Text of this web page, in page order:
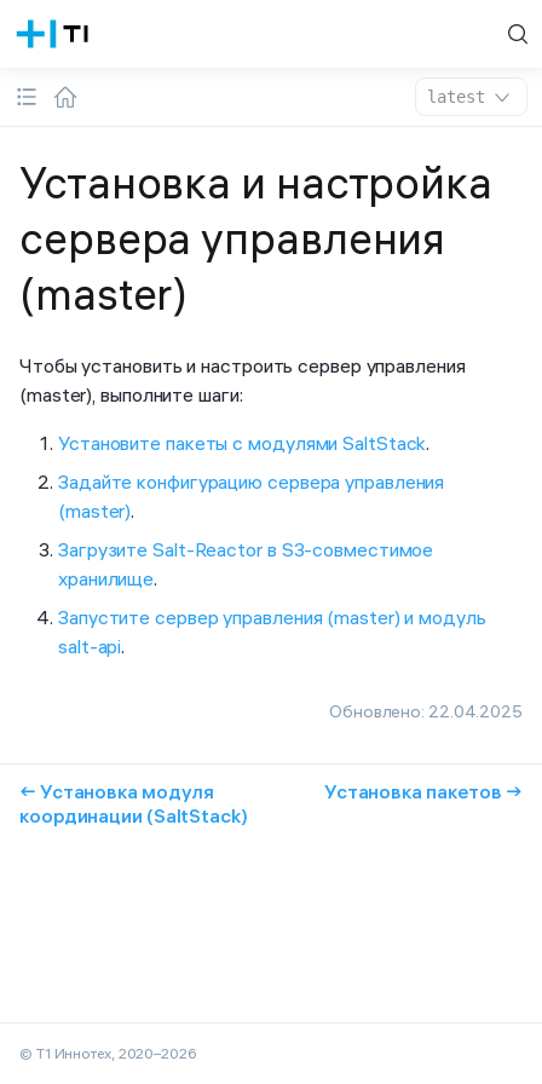
latest
Установка и настройка
сервера управления
(master)
Чтобы установить и настроить сервер управления
(master), выполните шаги:
Установите пакеты с модулями SaltStack.
Задайте конфигурацию сервера управления
(master).
Загрузите Salt-Reactor в S3-совместимое
хранилище.
Запустите сервер управления (master) и модуль
salt-api.
Обновлено: 22.04.2025
← Установка модуля
координации (SaltStack)
Установка пакетов →
© Т1 Иннотех, 2020–2026